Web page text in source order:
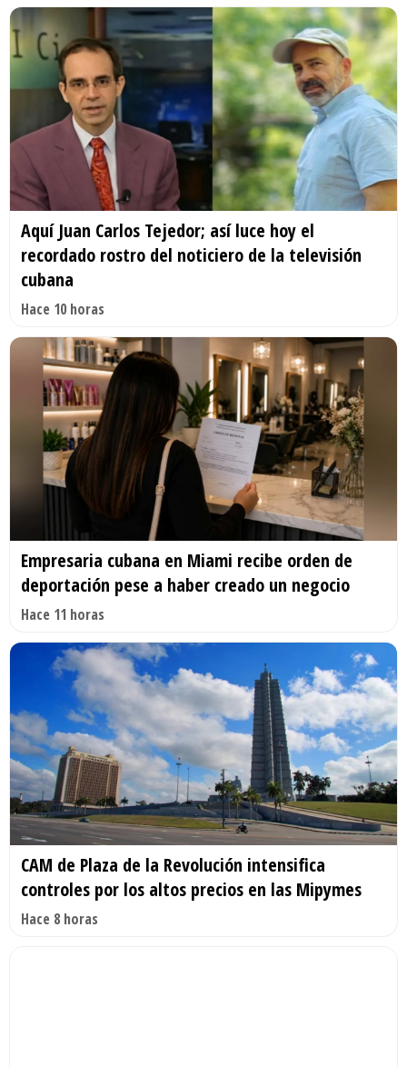
Aquí Juan Carlos Tejedor; así luce hoy el
recordado rostro del noticiero de la televisión
cubana
Hace 10 horas
Empresaria cubana en Miami recibe orden de
deportación pese a haber creado un negocio
Hace 11 horas
CAM de Plaza de la Revolución intensifica
controles por los altos precios en las Mipymes
Hace 8 horas